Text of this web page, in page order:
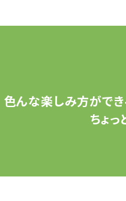
色んな楽しみ方がで
ちょ